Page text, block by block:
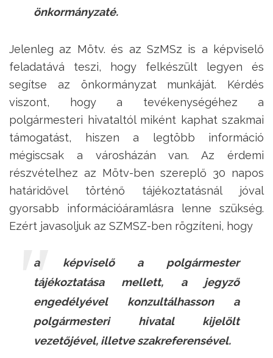
önkormányzaté.
Jelenleg az Mötv. és az SzMSz is a képviselő
feladatává teszi, hogy felkészült legyen és
segítse az önkormányzat munkáját. Kérdés
viszont, hogy a tevékenységéhez a
polgármesteri hivataltól miként kaphat szakmai
támogatást, hiszen a legtöbb információ
mégiscsak a városházán van. Az érdemi
részvételhez az Mötv-ben szereplő 30 napos
határidővel történő tájékoztatásnál jóval
gyorsabb információáramlásra lenne szükség.
Ezért javasoljuk az SZMSZ-ben rögzíteni, hogy
a képviselő a polgármester
tájékoztatása mellett, a jegyző
engedélyével konzultálhasson a
polgármesteri hivatal kijelölt
vezetőjével, illetve szakreferensével.